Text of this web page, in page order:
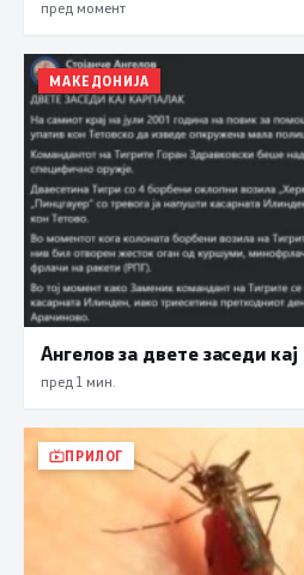
пред момент
МАКЕДОНИЈА
Ангелов за двете заседи
пред 1 мин.
ПРИЛОГ